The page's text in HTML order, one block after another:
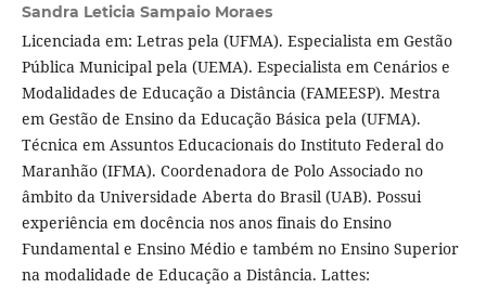
Sandra Leticia Sampaio Moraes
Licenciada em: Letras pela (UFMA). Especialista em Gestão
Pública Municipal pela (UEMA). Especialista em Cenários e
Modalidades de Educação a Distância (FAMEESP). Mestra
em Gestão de Ensino da Educação Básica pela (UFMA).
Técnica em Assuntos Educacionais do Instituto Federal do
Maranhão (IFMA). Coordenadora de Polo Associado no
âmbito da Universidade Aberta do Brasil (UAB). Possui
experiência em docência nos anos finais do Ensino
Fundamental e Ensino Médio e também no Ensino Superior
na modalidade de Educação a Distância. Lattes: